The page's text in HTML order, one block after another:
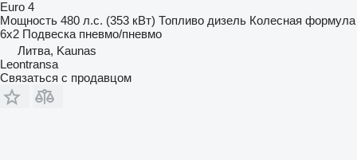
Euro 4
Мощность 480 л.с. (353 кВт) Топливо дизель Колесная формула
6x2 Подвеска пневмо/пневмо
Литва, Kaunas
Leontransa
Связаться с продавцом